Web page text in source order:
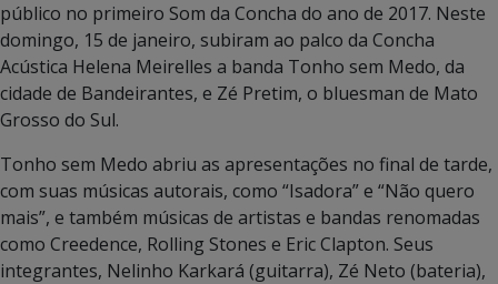
público no primeiro Som da Concha do ano de 2017. Neste
domingo, 15 de janeiro, subiram ao palco da Concha
Acústica Helena Meirelles a banda Tonho sem Medo, da
cidade de Bandeirantes, e Zé Pretim, o bluesman de Mato
Grosso do Sul.
Tonho sem Medo abriu as apresentações no final de tarde,
com suas músicas autorais, como “Isadora” e “Não quero
mais”, e também músicas de artistas e bandas renomadas
como Creedence, Rolling Stones e Eric Clapton. Seus
integrantes, Nelinho Karkará (guitarra), Zé Neto (bateria),